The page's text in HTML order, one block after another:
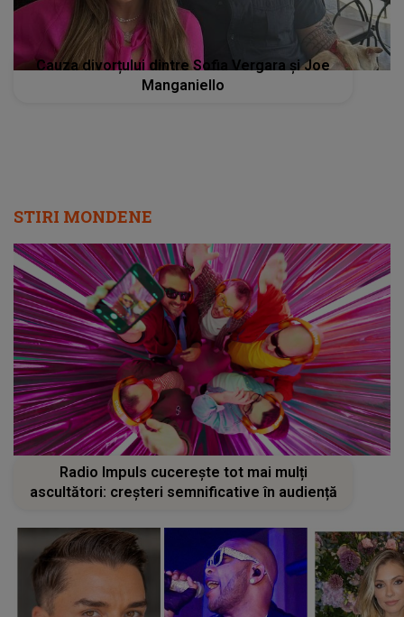
Cauza divorțului dintre Sofia Vergara și Joe
Manganiello
STIRI MONDENE
Radio Impuls cucerește tot mai mulți
ascultători: creșteri semnificative în audiență